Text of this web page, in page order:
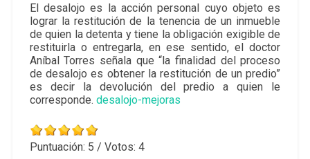
El desalojo es la acción personal cuyo objeto es
lograr la restitución de la tenencia de un inmueble
de quien la detenta y tiene la obligación exigible de
restituirla o entregarla, en ese sentido, el doctor
Aníbal Torres señala que “la finalidad del proceso
de desalojo es obtener la restitución de un predio”
es decir la devolución del predio a quien le
corresponde. desalojo-mejoras
Puntuación: 5 / Votos: 4